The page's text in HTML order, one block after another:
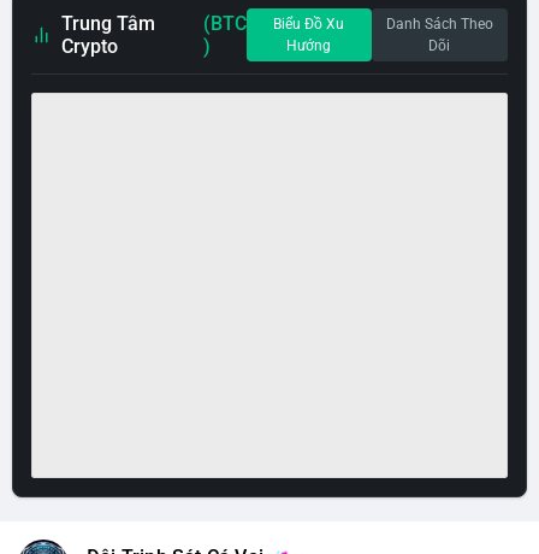
Trung Tâm
Crypto
(BTC
)
Biểu Đồ Xu
Hướng
Danh Sách Theo
Dõi